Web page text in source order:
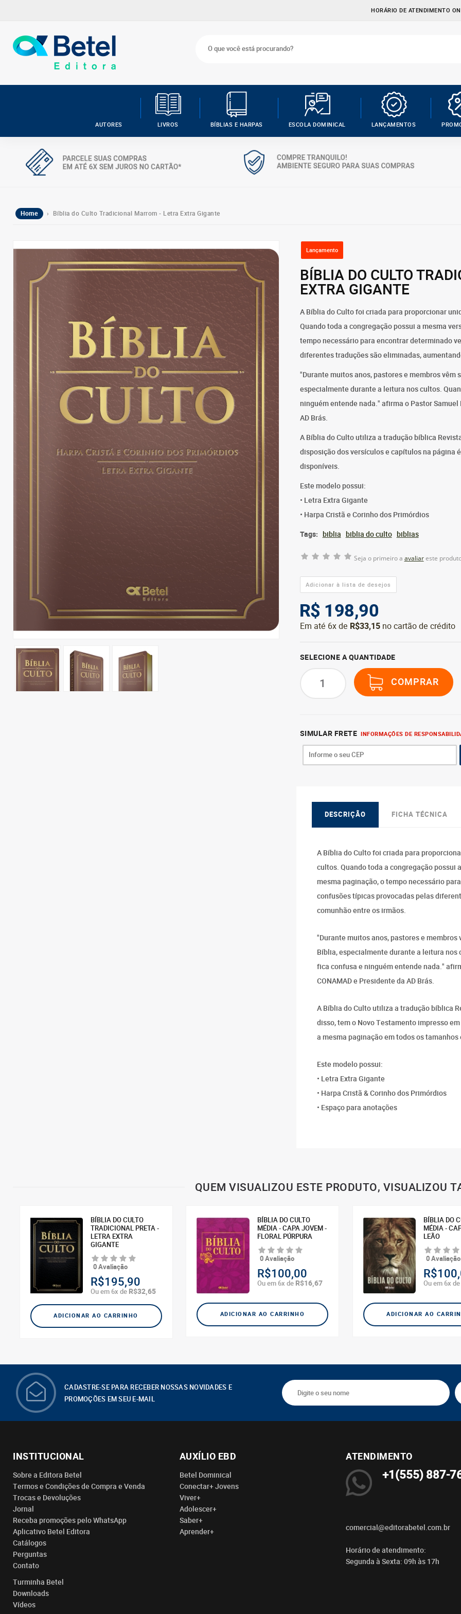
HORÁRIO DE ATENDIMENTO
AUTORES LIVROS BÍBLIAS E HARPAS ESCOLA DOMINICAL LANÇAMENTOS
Home › Bíblia do Culto Tradicional Marrom - Letra Extra Gigante
Lançamento
BÍBLIA DO CULTO
EXTRA GIGANTE
A Bíblia do Culto foi criada para proporcionar
Quando toda a congregação possui a mesma
tempo necessário para encontrar determinado
diferentes traduções são eliminadas,
"Durante muitos anos, pastores e membros
especialmente durante a leitura nos cultos.
ninguém entende nada." afirma o Pastor
AD Brás.
A Bíblia do Culto utiliza a tradução bíblica
disposição dos versículos e capítulos na página
disponíveis.
Este modelo possui:
• Letra Extra Gigante
• Harpa Cristã e Corinho dos Primórdios
Tags: biblia biblia do culto biblias
Seja o primeiro a avaliareste
R$ 198,90
Em até 6x de R$33,15no cartão de crédito
SELECIONE A QUANTIDADE
SIMULAR FRETEINFORMAÇÕES DE
DESCRIÇÃO FICHA TÉCNICA
A Bíblia do Culto foi criada para
cultos. Quando toda a congregação possui
mesma paginação, o tempo necessário
confusões típicas provocadas pelas
comunhão entre os irmãos.
"Durante muitos anos, pastores e
Bíblia, especialmente durante a leitura nos
fica confusa e ninguém entende nada."
CONAMAD e Presidente da AD Brás.
A Bíblia do Culto utiliza a tradução bíblica
disso, tem o Novo Testamento impresso
a mesma paginação em todos os
Este modelo possui:
• Letra Extra Gigante
• Harpa Cristã & Corinho dos Primórdios
• Espaço para anotações
QUEM VISUALIZOU ESTE PRODUTO, VISUALIZOU
BÍBLIA DO CULTO
TRADICIONAL PRETA -
LETRA EXTRA
GIGANTE
0 Avaliação
R$195,90
Ou em 6x de R$32,65
ADICIONAR AO CARRINHO
BÍBLIA DO CULTO
MÉDIA - CAPA JOVEM -
FLORAL PÚRPURA
0 Avaliação
R$100,00
Ou em 6x de R$16,67
ADICIONAR AO CARRINHO
BÍBLIA DO
MÉDIA -
LEÃO
0 Avaliação
Ou em 6x
ADICIONAR AO
CADASTRE-SE PARA RECEBER NOSSAS NOVIDADES E
PROMOÇÕES EM SEU E-MAIL
INSTITUCIONAL
Sobre a Editora Betel
Termos e Condições de Compra e Venda
Trocas e Devoluções
Jornal
Receba promoções pelo WhatsApp
Aplicativo Betel Editora
Catálogos
Perguntas
Contato
Turminha Betel
Downloads
Vídeos
AUXÍLIO EBD
Betel Dominical
Conectar+ Jovens
Viver+
Adolescer+
Saber+
Aprender+
ATENDIMENTO
+1(555) 887-
comercial@editorabetel.com.br
Horário de atendimento:
Segunda à Sexta: 09h às 17h